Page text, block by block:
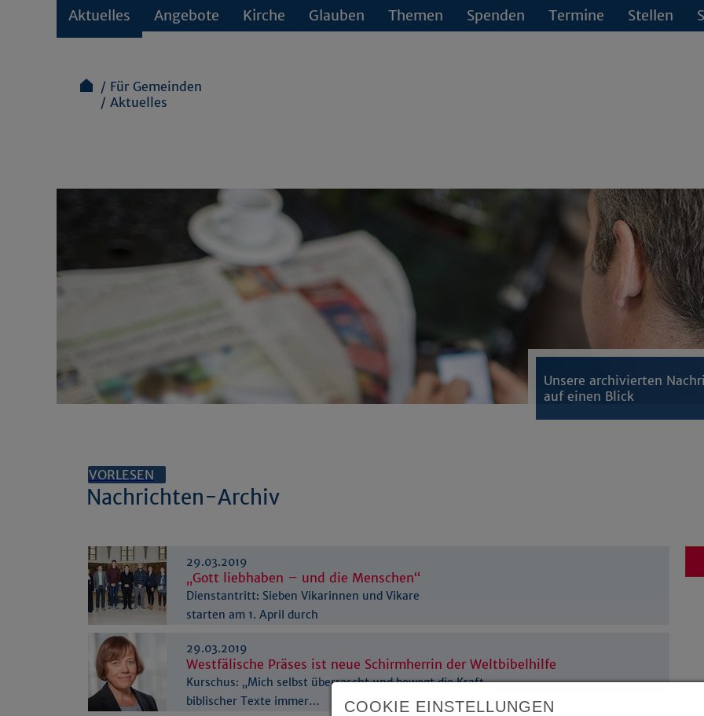
Aktuelles Angebote Kirche Glauben Themen Spenden Termine Stellen
Für Gemeinden
Aktuelles
Unsere archivierten
auf einen Blick
VORLESEN
Nachrichten-Archiv
29.03.2019
„Gott liebhaben – und die Menschen“
Dienstantritt: Sieben Vikarinnen und Vikare
starten am 1. April durch
29.03.2019
Westfälische Präses ist neue Schirmherrin der Weltbibelhilfe
Kurschus: „Mich selbst überrascht und bewegt die Kraft
biblischer Texte immer…
COOKIE EINSTELLUNGEN